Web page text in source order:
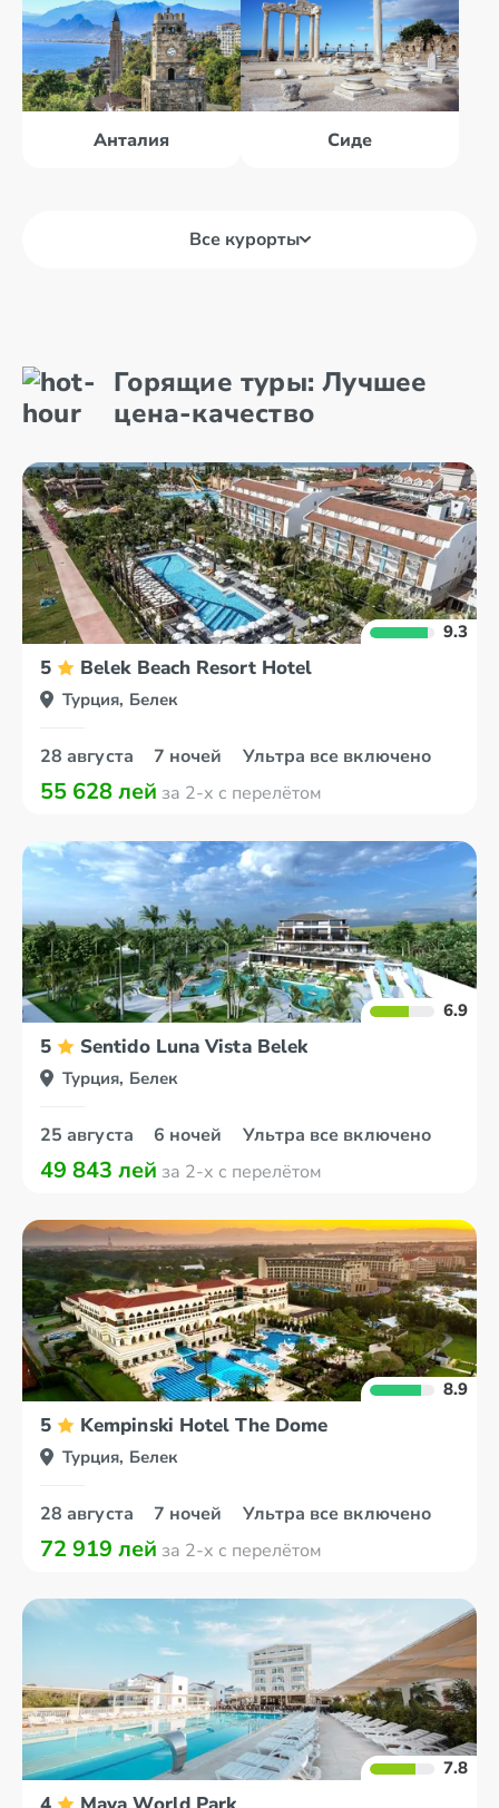
Анталия Сиде
Все курорты
Анталия Бодрум
Горящие туры: Лучшее
цена-качество
9.3
5 Belek Beach Resort Hotel
Турция, Белек
28 августа 7 ночей Ультра все включено
55 628 лей за 2-х с перелётом
6.9
5 Sentido Luna Vista Belek
Турция, Белек
25 августа 6 ночей Ультра все включено
49 843 лей за 2-х с перелётом
8.9
5 Kempinski Hotel The Dome
Турция, Белек
28 августа 7 ночей Ультра все включено
72 919 лей за 2-х с перелётом
7.8